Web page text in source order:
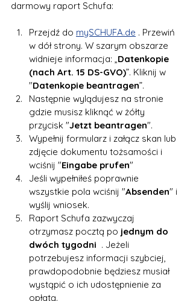
darmowy raport Schufa:
Przejdź do mySCHUFA.de . Przewiń
w dół strony. W szarym obszarze
widnieje informacja: „Datenkopie
(nach Art. 15 DS-GVO)”. Kliknij w
"Datenkopie beantragen”.
Następnie wylądujesz na stronie
gdzie musisz kliknąć w żółty
przycisk "Jetzt beantragen".
Wypełnij formularz i załącz skan lub
zdjęcie dokumentu tożsamości i
wciśnij "Eingabe prufen"
Jeśli wypełniłeś poprawnie
wszystkie pola wciśnij "Absenden" i
wyślij wniosek.
Raport Schufa zazwyczaj
otrzymasz pocztą po jednym do
dwóch tygodni . Jeżeli
potrzebujesz informacji szybciej,
prawdopodobnie będziesz musiał
wystąpić o ich udostępnienie za
opłatą.